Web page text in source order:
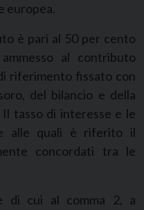
europea.
è pari al 50 per cento
al contributo
riferimento fissato con
del bilancio e della
Il tasso di interesse e le
alle quali è riferito il
concordati tra le
di cui al comma 2, a